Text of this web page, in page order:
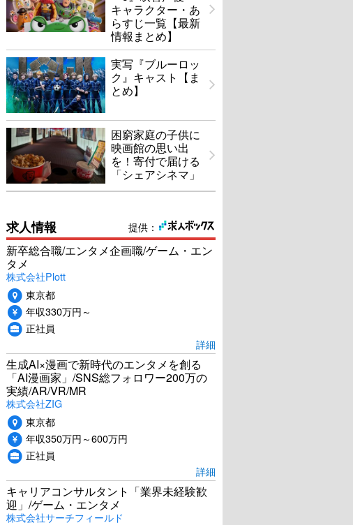
キャラクター・あ
らすじ一覧【最新
情報まとめ】
実写『ブルーロッ
ク』キャスト【ま
とめ】
困窮家庭の子供に
映画館の思い出
を！寄付で届ける
「シェアシネマ」
提供：
求人情報
新卒総合職/エンタメ企画職/ゲーム・エン
タメ
株式会社Plott
東京都
年収330万円～
正社員
詳細
生成AI×漫画で新時代のエンタメを創る
「AI漫画家」/SNS総フォロワー200万の
実績/AR/VR/MR
株式会社ZIG
東京都
年収350万円～600万円
正社員
詳細
キャリアコンサルタント「業界未経験歓
迎」/ゲーム・エンタメ
株式会社サーチフィールド